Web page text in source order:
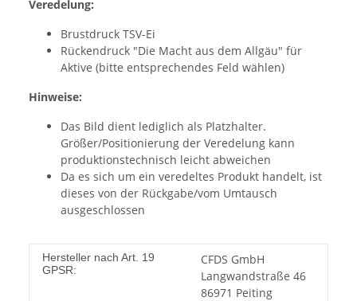
Veredelung:
Brustdruck TSV-Ei
Rückendruck "Die Macht aus dem Allgäu" für
Aktive (bitte entsprechendes Feld wählen)
Hinweise:
Das Bild dient lediglich als Platzhalter.
Größer/Positionierung der Veredelung kann
produktionstechnisch leicht abweichen
Da es sich um ein veredeltes Produkt handelt, ist
dieses von der Rückgabe/vom Umtausch
ausgeschlossen
Hersteller nach Art. 19
GPSR:
CFDS GmbH
Langwandstraße 46
86971 Peiting